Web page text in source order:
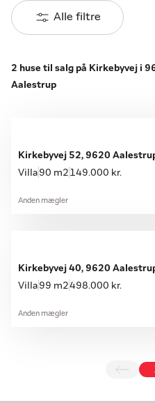
Alle filtre
2 huse til salg på Kirkebyvej i
Aalestrup
Kirkebyvej 52, 9620
Villa 90 m2 149.000 kr.
Anden mægler
Kirkebyvej 40, 9620
Villa 99 m2498.000 kr.
Anden mægler